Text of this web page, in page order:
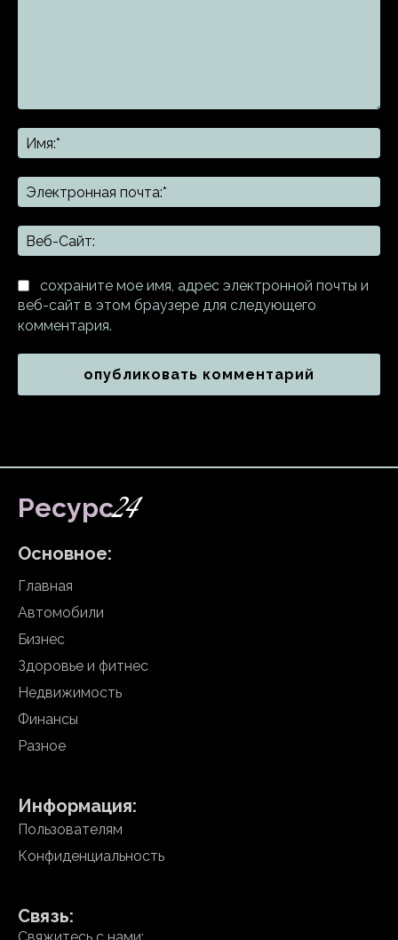
сохраните мое имя, адрес электронной почты и
веб-сайт в этом браузере для следующего
комментария.
Ресурс24
Основное:
Главная
Автомобили
Бизнес
Здоровье и фитнес
Недвижимость
Финансы
Разное
Информация:
Пользователям
Конфиденциальность
Связь: